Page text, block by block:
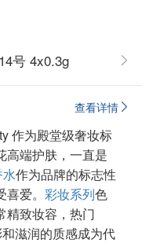
号 4x0.3g
查看详情
作为殿堂级奢妆标
高端护肤，一直是
水作为品牌的标志性
爱。 彩妆系列色
精致妆容，热门
滋润的质感成为代